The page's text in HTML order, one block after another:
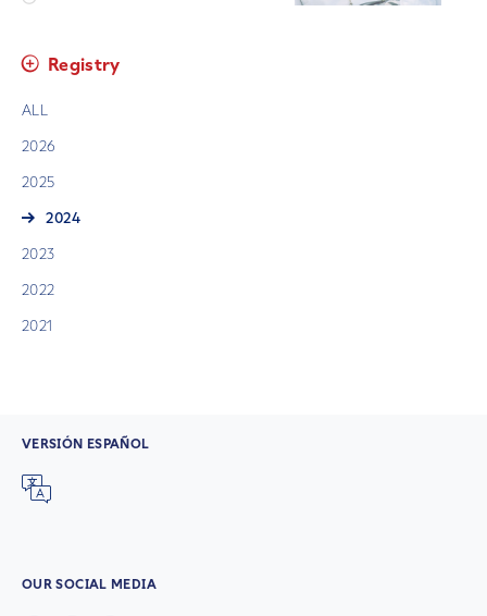
Registry
ALL
2026
2025
2024
2023
2022
2021
VERSIÓN ESPAÑOL
OUR SOCIAL MEDIA